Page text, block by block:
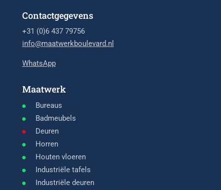
Contactgegevens
+31 (0)6 437 79756
info@maatwerkboulevard.nl
WhatsApp
Maatwerk
Bureaus
Badmeubels
Deuren
Horren
Houten vloeren
Industriële tafels
Industriële deuren